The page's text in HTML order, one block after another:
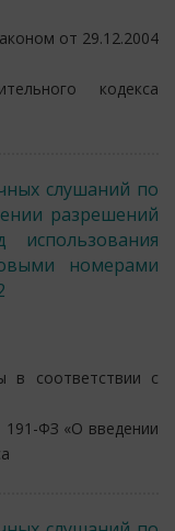
от 29.12.2004
кодекса
слушаний по
разрешений
номерами
в соответствии с
ФЗ «О введении